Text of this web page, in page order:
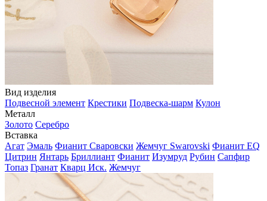
Вид изделия
Подвесной элемент Крестики Подвеска-шарм Кулон
Металл
Золото Серебро
Вставка
Агат Эмаль Фианит Сваровски Жемчуг Swarovski Фианит EQ
Цитрин Янтарь Бриллиант Фианит Изумруд Рубин Сапфир
Топаз Гранат Кварц Иск. Жемчуг